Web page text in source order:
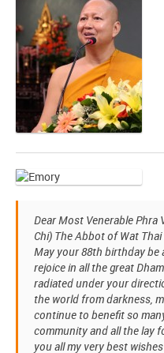
Dear Most Venerable Phra
Chi) The Abbot of Wat Thai
May your 88th birthday be
rejoice in all the great
radiated under your
the world from darkness,
continue to benefit so
community and all the lay
you all my very best